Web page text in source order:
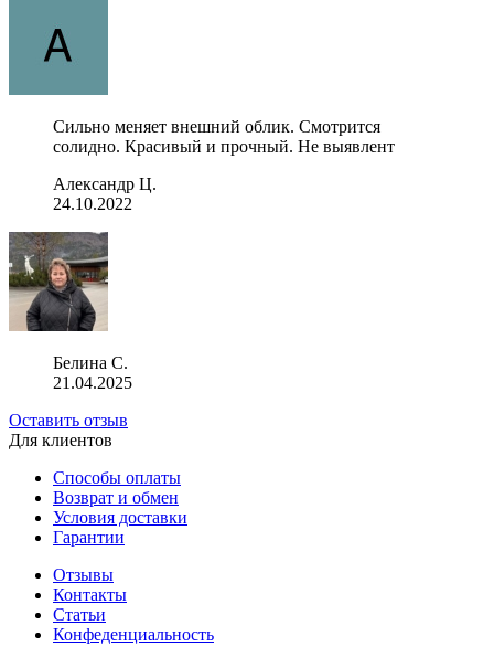
Сильно меняет внешний облик. Смотрится
солидно. Красивый и прочный. Не выявлент
Александр Ц.
24.10.2022
Белина С.
21.04.2025
Оставить отзыв
Для клиентов
Способы оплаты
Возврат и обмен
Условия доставки
Гарантии
Отзывы
Контакты
Статьи
Конфеденциальность